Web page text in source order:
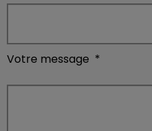
Votre message *